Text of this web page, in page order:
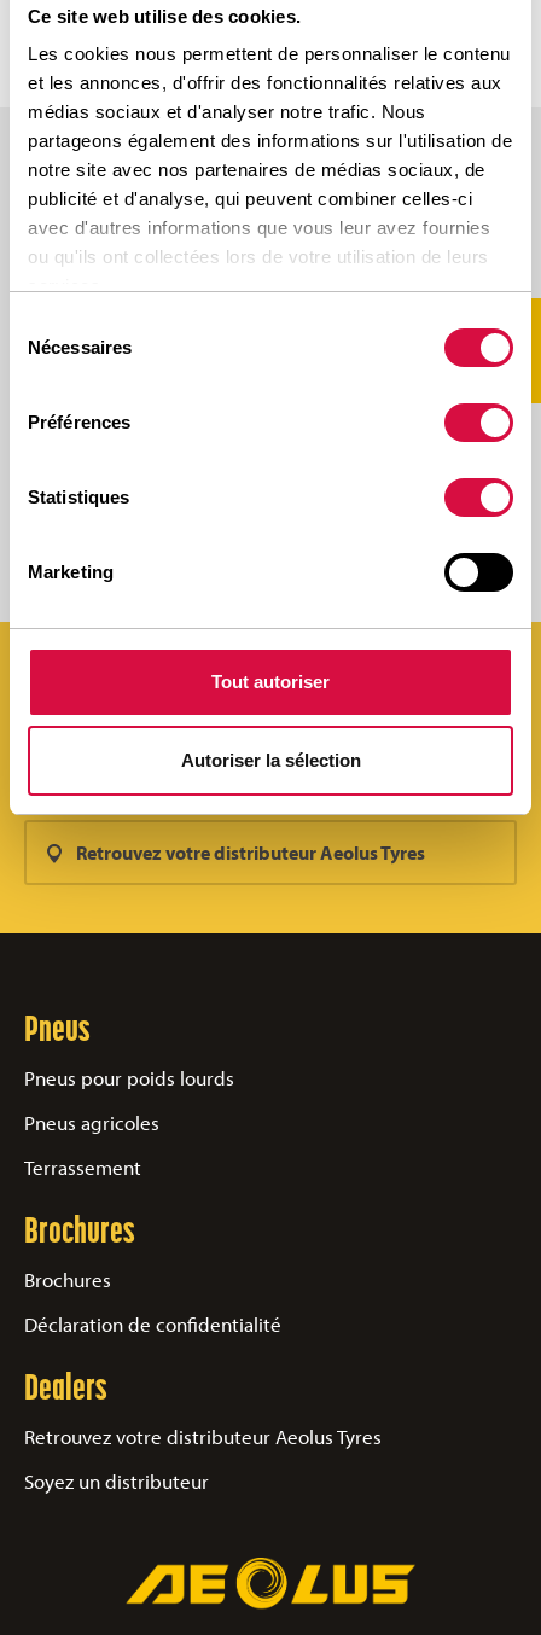
Ce site web utilise des cookies.
Les cookies nous permettent de personnaliser le contenu
et les annonces, d'offrir des fonctionnalités relatives aux
médias sociaux et d'analyser notre trafic. Nous
partageons également des informations sur l'utilisation de
notre site avec nos partenaires de médias sociaux, de
publicité et d'analyse, qui peuvent combiner celles-ci
avec d'autres informations que vous leur avez fournies
ou qu'ils ont collectées lors de votre utilisation de leurs
Nécessaires
Préférences
Statistiques
Marketing
Tout autoriser
Autoriser la sélection
DISPONIBLE DANS CES TAILLES
Scroll naar rechts voor meer
DIMENSIONS
154/150L(152/148M)
Les pneus Aeolus sont trouvables partout en
Retrouvez votre distributeur Aeolus Tyres
Pneus
Pneus pour poids lourds
Pneus agricoles
Terrassement
Brochures
Brochures
Déclaration de confidentialité
Dealers
Retrouvez votre distributeur Aeolus Tyres
Soyez un distributeur